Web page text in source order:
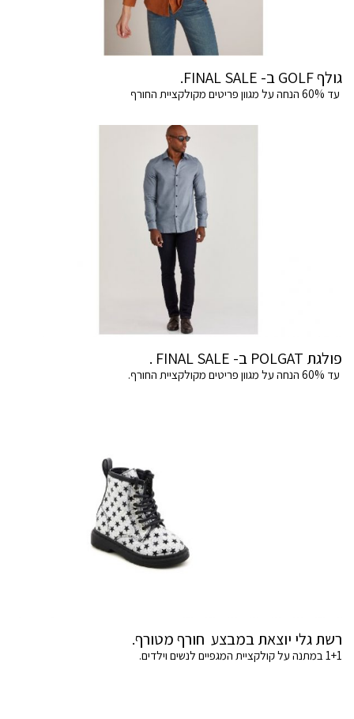
גולף GOLF ב- FINAL SALE.
עד 60% הנחה על מגוון פריטים מקולקציית החורף
פולגת POLGAT ב- FINAL SALE .
עד 60% הנחה על מגוון פריטים מקולקציית החורף.
רשת גלי יוצאת במבצע חורף מטורף.
1+1 במתנה על קולקציית המגפיים לנשים וילדים.